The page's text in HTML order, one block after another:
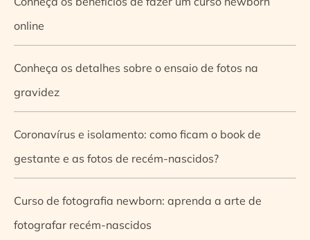
online
Conheça os detalhes sobre o ensaio de fotos na
gravidez
Coronavírus e isolamento: como ficam o book de
gestante e as fotos de recém-nascidos?
Curso de fotografia newborn: aprenda a arte de
fotografar recém-nascidos